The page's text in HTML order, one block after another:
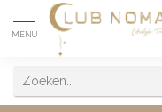
MENU